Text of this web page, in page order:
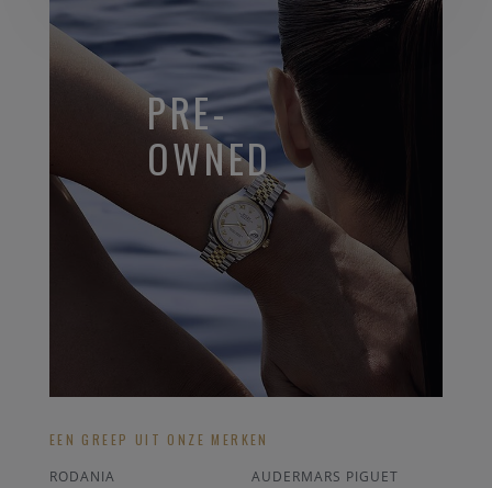
PRE-
OWNED
EEN GREEP UIT ONZE MERKEN
RODANIA
AUDERMARS PIGUET